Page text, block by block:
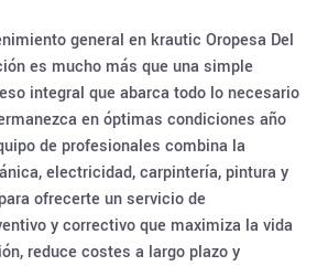
general en krautic Oropesa Del
es mucho más que una simple
integral que abarca todo lo necesario
en óptimas condiciones año
de profesionales combina la
electricidad, carpintería, pintura y
ofrecerte un servicio de
y correctivo que maximiza la vida
reduce costes a largo plazo y